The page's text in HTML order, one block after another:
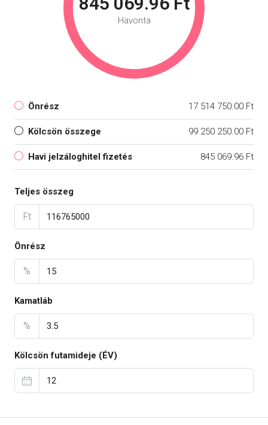
Havonta
Önrész 17 514 750.00 Ft
Kölcsön összege 99 250 250.00 Ft
Havi jelzáloghitel fizetés 845 069.96 Ft
Teljes összeg
Ft
Önrész
%
Kamatláb
%
Kölcsön futamideje (ÉV)